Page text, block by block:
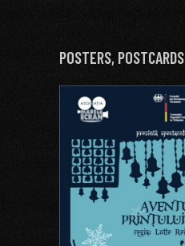
POSTERS, POSTCARDS